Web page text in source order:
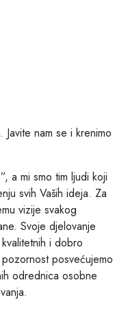
nam se i krenimo
a mi smo tim ljudi koji
svih Vaših ideja. Za
vizije svakog
Svoje djelovanje
i dobro
posvećujemo
odrednica osobne